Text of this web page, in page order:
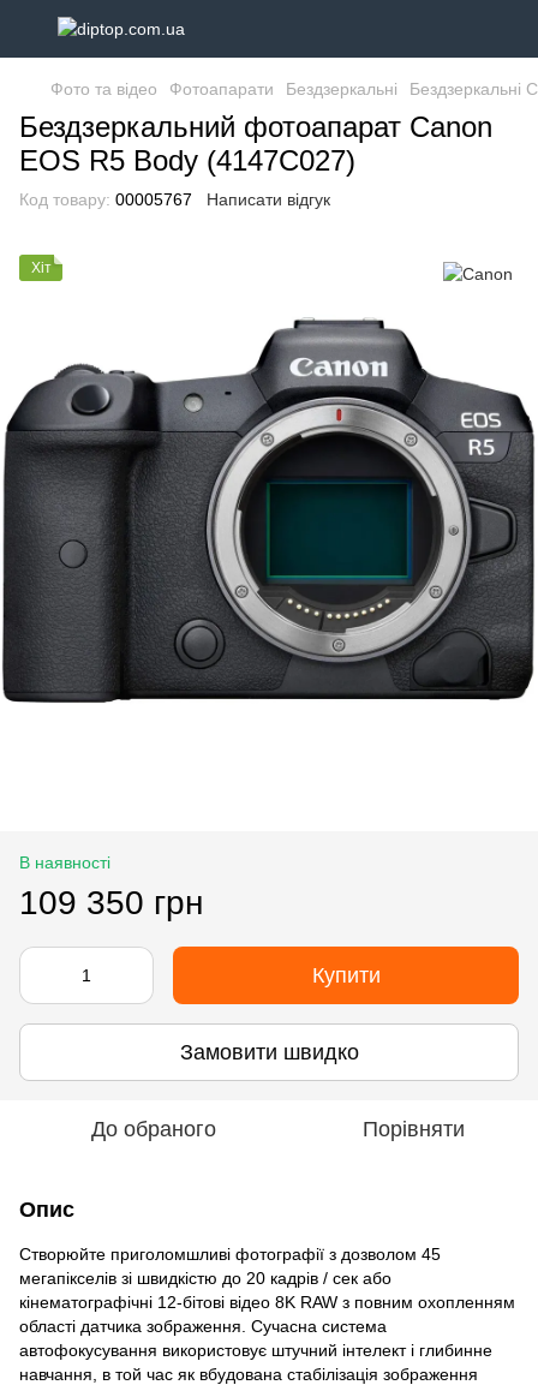
Фото та відео Фотоапарати Бездзеркальні Бездзеркальні
Бездзеркальний фотоапарат Canon
EOS R5 Body (4147C027)
Код товару: 00005767 Написати відгук
Хіт
В наявності
109 350 грн
Купити
Замовити швидко
До обраного Порівняти
Опис
Створюйте приголомшливі фотографії з дозволом 45
мегапікселів зі швидкістю до 20 кадрів / сек або
кінематографічні 12-бітові відео 8K RAW з повним охопленням
області датчика зображення. Сучасна система
автофокусування використовує штучний інтелект і глибинне
навчання, в той час як вбудована стабілізація зображення